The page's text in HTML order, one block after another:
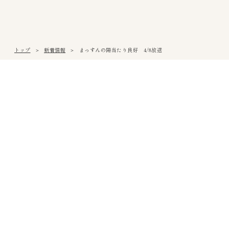
トップ 新着情報 まっすんの陽当たり良好 4/8放送